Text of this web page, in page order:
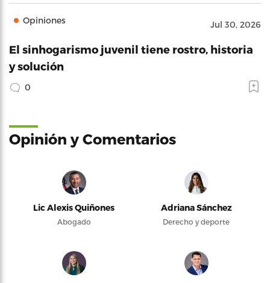
Opiniones Jul 30, 2026
El sinhogarismo juvenil tiene rostro, historia
y solución
0
Opinión y Comentarios
Lic Alexis Quiñones
Abogado
Adriana Sánchez
Derecho y deporte